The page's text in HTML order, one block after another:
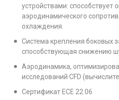
устройствами: способствует
аэродинамического
охлаждения.
Система крепления боковых
способствующая снижению
Аэродинамика,
исследований CFD
Cертификат ECE 22.06